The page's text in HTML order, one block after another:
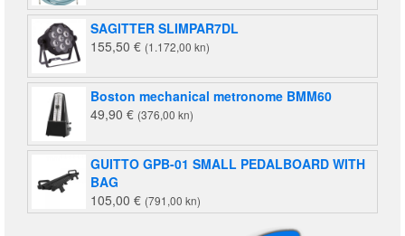
SAGITTER SLIMPAR7DL
155,50 € (1.172,00 kn)
Boston mechanical metronome BMM60
49,90 € (376,00 kn)
GUITTO GPB-01 SMALL PEDALBOARD WITH
BAG
105,00 € (791,00 kn)